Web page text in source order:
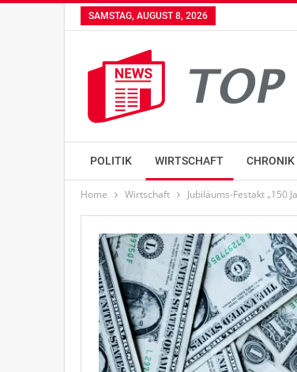
SAMSTAG, AUGUST 8, 2026
POLITIK WIRTSCHAFT CHRONIK
Home Wirtschaft Jubiläums-Festakt „150